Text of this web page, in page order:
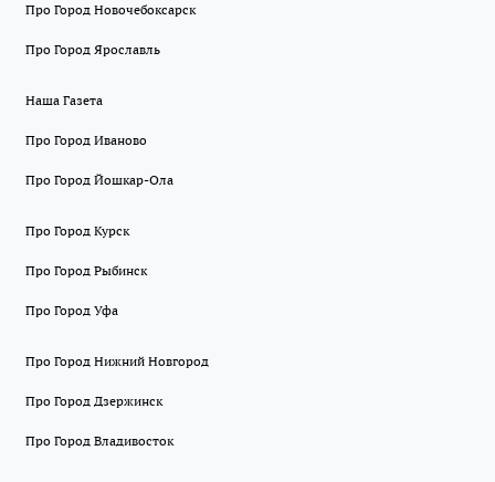
Про Город Новочебоксарск
Про Город Ярославль
Наша Газета
Про Город Иваново
Про Город Йошкар-Ола
Про Город Курск
Про Город Рыбинск
Про Город Уфа
Про Город Нижний Новгород
Про Город Дзержинск
Про Город Владивосток